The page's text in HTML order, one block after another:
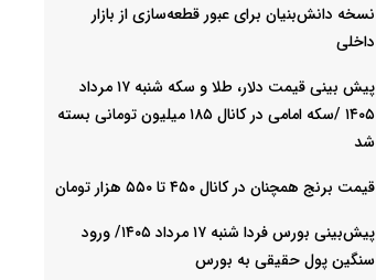
نسخه دانش‌بنیان برای عبور قطعه‌سازی از بازار
داخلی
پیش ‌بینی قیمت دلار، طلا و سکه شنبه ۱۷ مرداد
۱۴۰۵ /سکه امامی در کانال ۱۸۵ میلیون تومانی بسته
شد
قیمت برنج همچنان در کانال ۴۵۰ تا ۵۵۰ هزار تومان
پیش‌بینی بورس فردا شنبه ۱۷ مرداد ۱۴۰۵/ ورود
سنگین پول حقیقی به بورس